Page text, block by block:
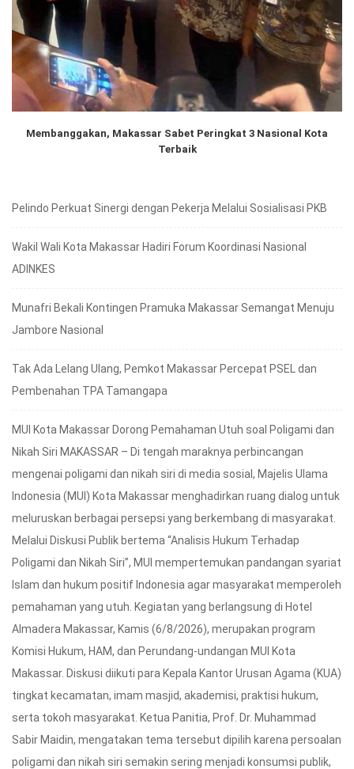
Membanggakan, Makassar Sabet Peringkat 3 Nasional Kota
Terbaik
Pelindo Perkuat Sinergi dengan Pekerja Melalui Sosialisasi PKB
Wakil Wali Kota Makassar Hadiri Forum Koordinasi Nasional
ADINKES
Munafri Bekali Kontingen Pramuka Makassar Semangat Menuju
Jambore Nasional
Tak Ada Lelang Ulang, Pemkot Makassar Percepat PSEL dan
Pembenahan TPA Tamangapa
MUI Kota Makassar Dorong Pemahaman Utuh soal Poligami dan
Nikah Siri MAKASSAR – Di tengah maraknya perbincangan
mengenai poligami dan nikah siri di media sosial, Majelis Ulama
Indonesia (MUI) Kota Makassar menghadirkan ruang dialog untuk
meluruskan berbagai persepsi yang berkembang di masyarakat.
Melalui Diskusi Publik bertema “Analisis Hukum Terhadap
Poligami dan Nikah Siri”, MUI mempertemukan pandangan syariat
Islam dan hukum positif Indonesia agar masyarakat memperoleh
pemahaman yang utuh. Kegiatan yang berlangsung di Hotel
Almadera Makassar, Kamis (6/8/2026), merupakan program
Komisi Hukum, HAM, dan Perundang-undangan MUI Kota
Makassar. Diskusi diikuti para Kepala Kantor Urusan Agama (KUA)
tingkat kecamatan, imam masjid, akademisi, praktisi hukum,
serta tokoh masyarakat. Ketua Panitia, Prof. Dr. Muhammad
Sabir Maidin, mengatakan tema tersebut dipilih karena persoalan
poligami dan nikah siri semakin sering menjadi konsumsi publik,